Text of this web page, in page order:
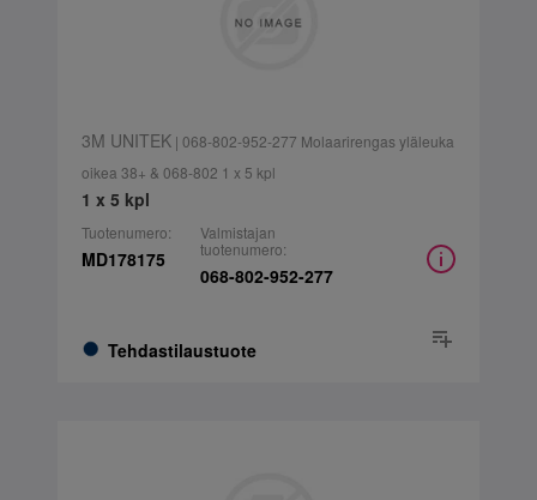
3M UNITEK| 068-802-952-277 Molaarirengas yläleuka
oikea 38+ & 068-802 1 x 5 kpl
1 x 5 kpl
Tuotenumero:
MD178175
Tehdastilaustuote
Valmistajan
tuotenumero:
068-802-952-277